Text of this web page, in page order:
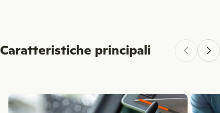
Caratteristiche principali